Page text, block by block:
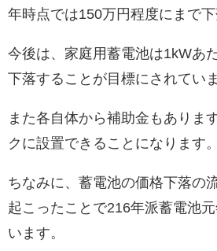
年時点では150万円程度にまで下
今後は、家庭用蓄電池は1kWあ
下落することが目標にされていま
また各自体から補助金もありま
クに設置できることになります。
ちなみに、蓄電池の価格下落の
起こったことで216年派蓄電池
います。